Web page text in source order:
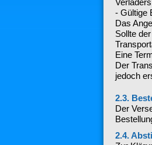
- Gültige
Das
Sollte
Eine
Der
jedoch
2.3.
Der
2.4.